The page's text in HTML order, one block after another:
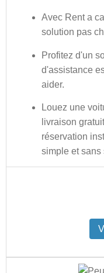
Avec Rent a
solution pas
Profitez d'un
d'assistance
aider.
Louez une
livraison
réservation
simple et sans